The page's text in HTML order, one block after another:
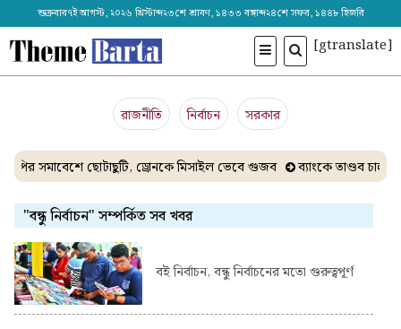
শুক্রবার৭ই আগস্ট, ২০২৬ খ্রিস্টাব্দ২৩শে শ্রাবণ, ১৪৩৩ বঙ্গাব্দ২৪শে সফর, ১৪৪৮ হিজরি
[gtranslate]
রাজনীতি নির্বাচন সরকার
সমাবেশে ছোটাছুটি, ড্রোনকে মিসাইল ভেবে গুজব ব্যাংকে তাণ্ডব
"বন্ধু নির্বাচন" সম্পর্কিত সব খবর
বই নির্বাচন, বন্ধু নির্বাচনের মতো গুরুত্বপূর্ণ